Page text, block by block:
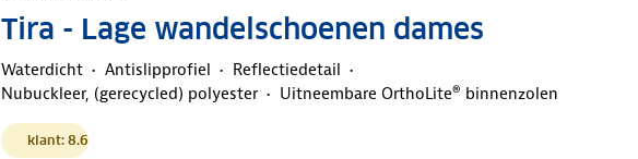
Tira - Lage wandelschoenen dames
Waterdicht Antislipprofiel
Reflectiedetail
Nubuckleer, (gerecycled) polyester
Uitneembare OrthoLite® binnenzolen
klant: 8.6